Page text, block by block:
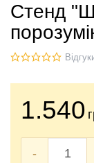
Стенд
1.540
-